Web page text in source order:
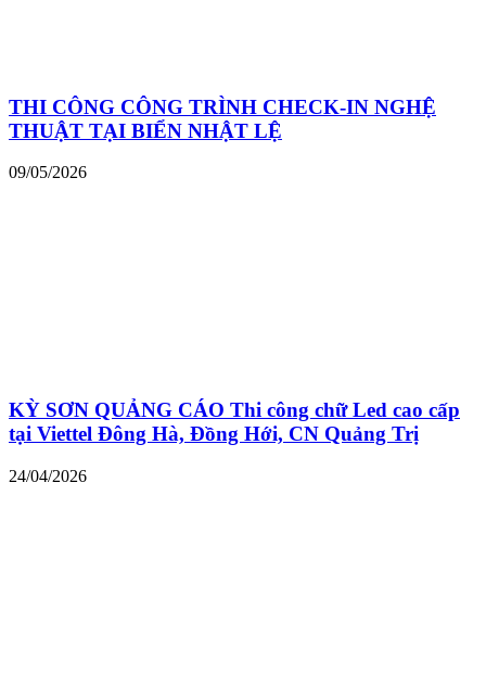
THI CÔNG CÔNG TRÌNH CHECK-IN NGHỆ
THUẬT TẠI BIỂN NHẬT LỆ
09/05/2026
KỲ SƠN QUẢNG CÁO Thi công chữ Led cao cấp
tại Viettel Đông Hà, Đồng Hới, CN Quảng Trị
24/04/2026